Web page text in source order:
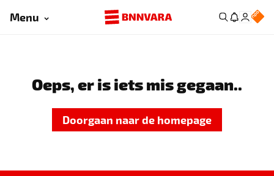
Menu
Oeps, er is iets mis gegaan..
Doorgaan naar de homepage